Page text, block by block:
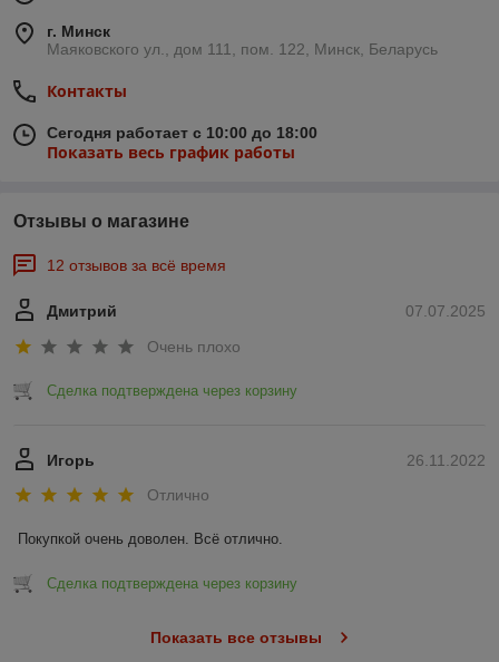
г. Минск
Маяковского ул., дом 111, пом. 122, Минск, Беларусь
Контакты
Сегодня работает с 10:00 до 18:00
Показать весь график работы
Отзывы о магазине
12 отзывов за всё время
07.07.2025
Дмитрий
Очень плохо
Сделка подтверждена через корзину
26.11.2022
Игорь
Отлично
Покупкой очень доволен. Всё отлично.
Сделка подтверждена через корзину
Показать все отзывы